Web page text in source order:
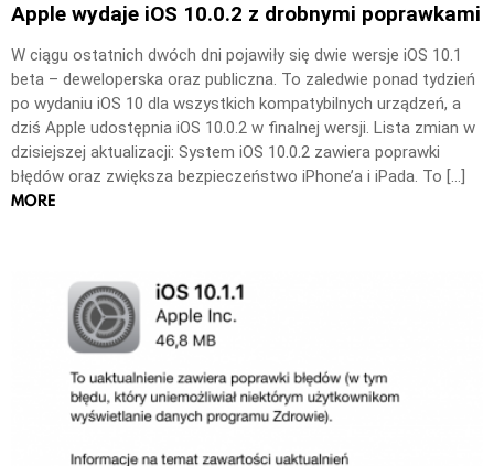
Apple wydaje iOS 10.0.2 z drobnymi poprawkami
W ciągu ostatnich dwóch dni pojawiły się dwie wersje iOS 10.1
beta – deweloperska oraz publiczna. To zaledwie ponad tydzień
po wydaniu iOS 10 dla wszystkich kompatybilnych urządzeń, a
dziś Apple udostępnia iOS 10.0.2 w finalnej wersji. Lista zmian w
dzisiejszej aktualizacji: System iOS 10.0.2 zawiera poprawki
błędów oraz zwiększa bezpieczeństwo iPhone’a i iPada. To […]
MORE